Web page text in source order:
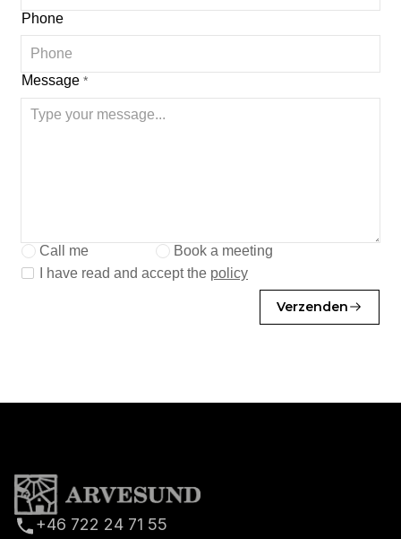
Phone
Message *
Call me
Book a meeting
I have read and accept the policy
Verzenden
+46 722 24 71 55